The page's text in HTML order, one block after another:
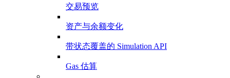
交易预览
资产与余额变化
带状态覆盖的 Simulation API
Gas 估算